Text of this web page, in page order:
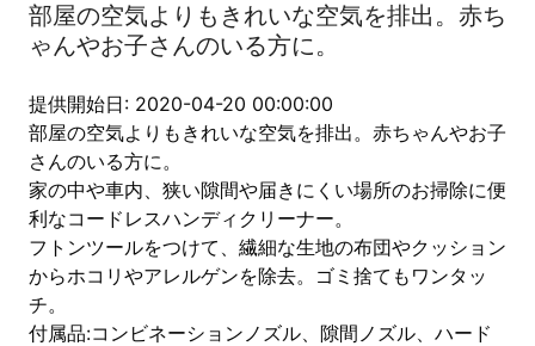
部屋の空気よりもきれいな空気を排出。赤ち
ゃんやお子さんのいる方に。
提供開始日: 2020-04-20 00:00:00
部屋の空気よりもきれいな空気を排出。赤ちゃんやお子
さんのいる方に。
家の中や車内、狭い隙間や届きにくい場所のお掃除に便
利なコードレスハンディクリーナー。
フトンツールをつけて、繊細な生地の布団やクッション
からホコリやアレルゲンを除去。ゴミ捨てもワンタッ
チ。
付属品:コンビネーションノズル、隙間ノズル、ハード